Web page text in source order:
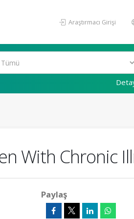
Araştırmacı Girişi
With Chronic
Paylaş